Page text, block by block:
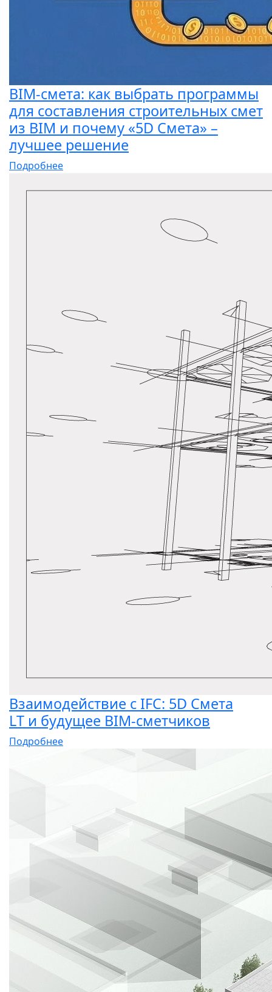
BIM-смета: как выбрать программы
для составления строительных смет
из BIM и почему «5D Смета» –
лучшее решение
Подробнее
Взаимодействие с IFC: 5D Смета
LT и будущее BIM-сметчиков
Подробнее